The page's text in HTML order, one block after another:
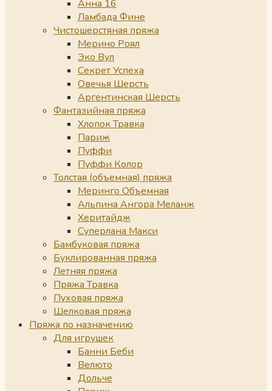
Анна 16
Ламбада Фине
Чистошерстяная пряжа
Мерино Роял
Эко Вул
Секрет Успеха
Овечья Шерсть
Аргентинская Шерсть
Фантазийная пряжа
Хлопок Травка
Париж
Пуффи
Пуффи Колор
Толстая (объемная) пряжа
Меринго Объемная
Альпина Ангора Меланж
Херитайдж
Суперлана Макси
Бамбуковая пряжа
Буклированная пряжа
Летняя пряжа
Пряжа Травка
Пуховая пряжа
Шелковая пряжа
Пряжа по назначению
Для игрушек
Банни Беби
Велюто
Дольче